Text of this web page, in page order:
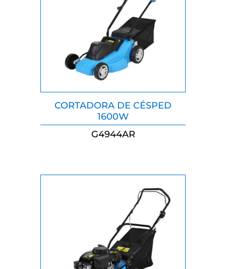
CORTADORA DE CÉSPED
1600W
G4944AR